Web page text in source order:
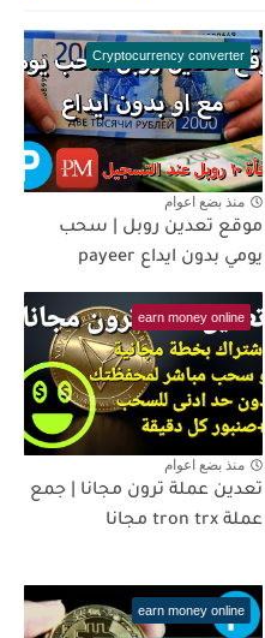
Cryptocurrency converter
منذ بضع اعوام
موقع تعدين روبل | سحب
يومي بدون ايداع payeer
earn money online
منذ بضع اعوام
تعدين عملة ترون مجانا | جمع
عملة tron trx مجانا
earn money online